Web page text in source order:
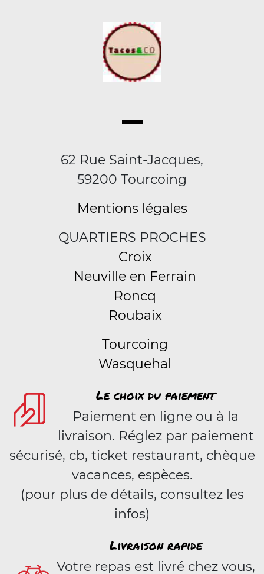
62 Rue Saint-Jacques,
59200 Tourcoing
Mentions légales
QUARTIERS PROCHES
Croix
Neuville en Ferrain
Roncq
Roubaix
Tourcoing
Wasquehal
Le choix du paiement
Paiement en ligne ou à la
livraison. Réglez par paiement
sécurisé, cb, ticket restaurant, chèque
vacances, espèces.
(pour plus de détails, consultez les
infos)
Livraison rapide
Votre repas est livré chez vous,